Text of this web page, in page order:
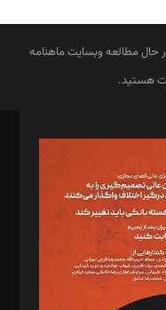
حال مطالعه وبسایت ماهنامه
هستید.